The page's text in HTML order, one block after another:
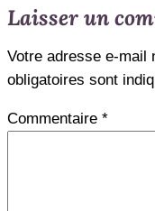
Laisser un
Votre adresse e-mail
obligatoires sont
Commentaire *